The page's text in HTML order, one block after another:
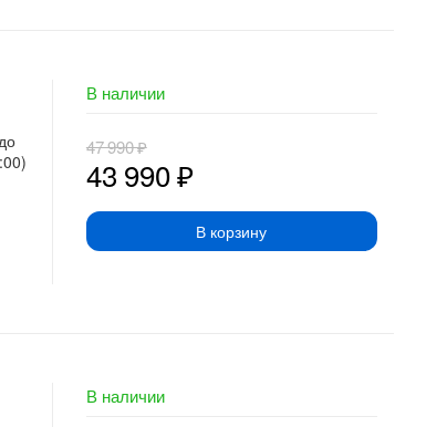
В наличии
43 990₽
47 990₽
В корзину
В наличии